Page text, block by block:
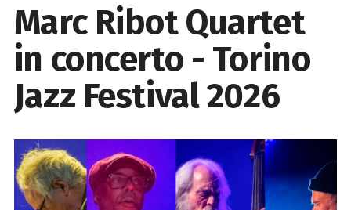
Marc Ribot Quartet
in concerto - Torino
Jazz Festival 2026